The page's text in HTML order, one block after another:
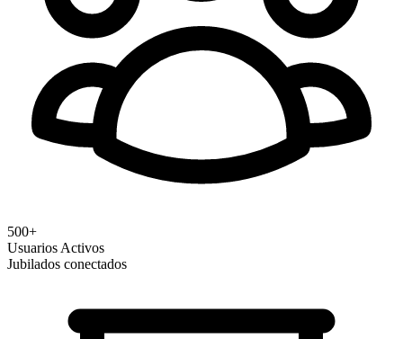
500+
Usuarios Activos
Jubilados conectados